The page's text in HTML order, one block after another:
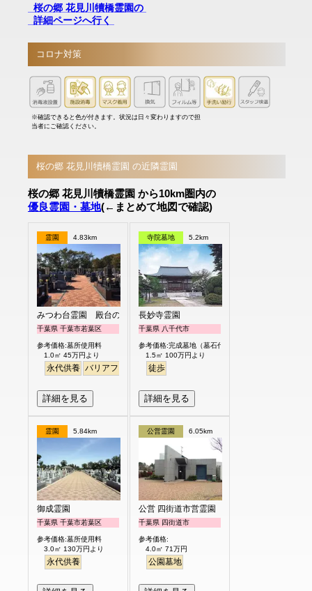
桜の郷 花見川犢橋霊園の
詳細ページへ行く
コロナ対策
※確認できると色が付きます。状況は日々変わりますので担
当者にご確認ください。
桜の郷 花見川犢橋霊園 の近隣霊園
桜の郷 花見川犢橋霊園 から10km圏内の
優良霊園・墓地(←まとめて地図で確認)
霊園 4.83km
みつわ台霊園 殿台の杜
千葉県 千葉市若葉区
参考価格:墓所使用料
1.0㎡ 45万円より
永代供養 バリアフリー
詳細を見る
寺院墓地 5.2km
長妙寺霊園
千葉県 八千代市
参考価格:完成墓地（墓石代含）
1.5㎡ 100万円より
徒歩
詳細を見る
霊園 5.84km
御成霊園
千葉県 千葉市若葉区
参考価格:墓所使用料
3.0㎡ 130万円より
永代供養
公営霊園 6.05km
公営 四街道市営霊園
千葉県 四街道市
参考価格:
4.0㎡ 71万円
公園墓地